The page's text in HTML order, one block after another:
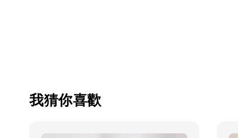
我猜你喜歡